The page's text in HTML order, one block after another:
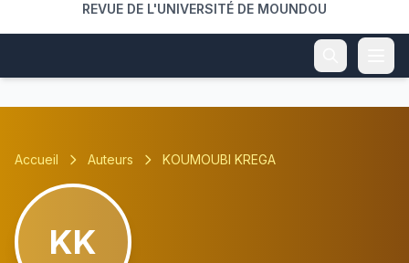
REVUE DE L'UNIVERSITÉ DE MOUNDOU
Accueil Auteurs KOUMOUBI KREGA
KK